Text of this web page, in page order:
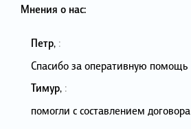
Мнения о нас:
Петр, :
Спасибо за оперативную помощь
Тимур, :
помогли с составлением договора